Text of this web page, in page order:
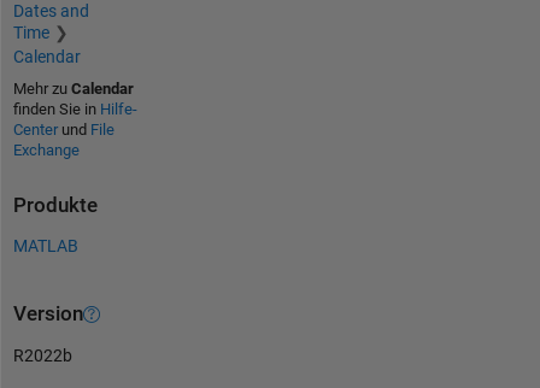
Dates and
Time
Calendar
Mehr zu Calendar
finden Sie in Hilfe-
Centerund File
Exchange
Produkte
MATLAB
Version
R2022b